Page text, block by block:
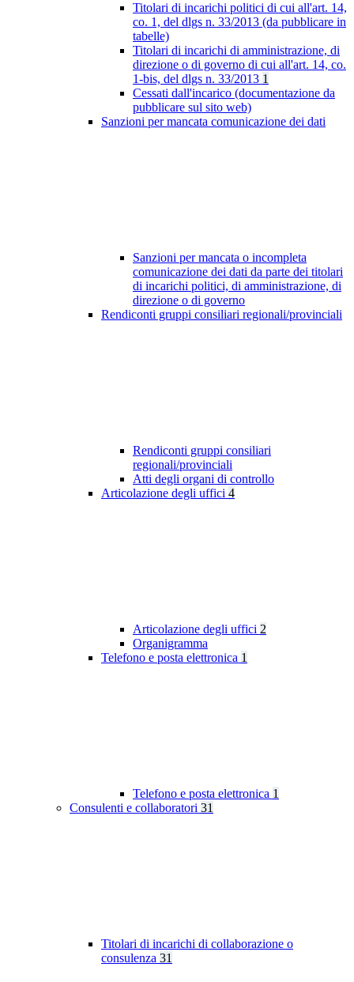
Titolari di incarichi politici di cui all'art. 14,
co. 1, del dlgs n. 33/2013 (da pubblicare in
tabelle)
Titolari di incarichi di amministrazione, di
direzione o di governo di cui all'art. 14, co.
1-bis, del dlgs n. 33/2013 1
Cessati dall'incarico (documentazione da
pubblicare sul sito web)
Sanzioni per mancata comunicazione dei dati
Sanzioni per mancata o incompleta
comunicazione dei dati da parte dei titolari
di incarichi politici, di amministrazione, di
direzione o di governo
Rendiconti gruppi consiliari regionali/provinciali
Rendiconti gruppi consiliari
regionali/provinciali
Atti degli organi di controllo
Articolazione degli uffici 4
Articolazione degli uffici 2
Organigramma
Telefono e posta elettronica 1
Telefono e posta elettronica 1
Consulenti e collaboratori 31
Titolari di incarichi di collaborazione o
consulenza 31